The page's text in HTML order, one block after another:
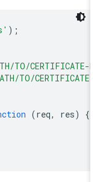
TO/CERTIFICATE-
TO/CERTIFICATE-
function (req, res